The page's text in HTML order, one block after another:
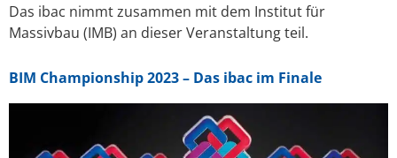
Das ibac nimmt zusammen mit dem Institut für
Massivbau (IMB) an dieser Veranstaltung teil.
BIM Championship 2023 – Das ibac im Finale